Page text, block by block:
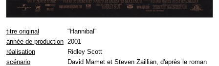
titre original
"Hannibal"
année de production 2001
réalisation
Ridley Scott
scénario
David Mamet et Steven Zaillian, d'après le roman